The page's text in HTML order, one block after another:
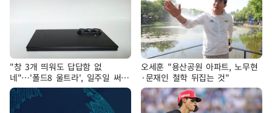
"창 3개 띄워도 답답함 없
네"…'폴드8 울트라', 일주일 써보
니
오세훈 "용산공원 아파트, 노무현
·문재인 철학 뒤집는 것"